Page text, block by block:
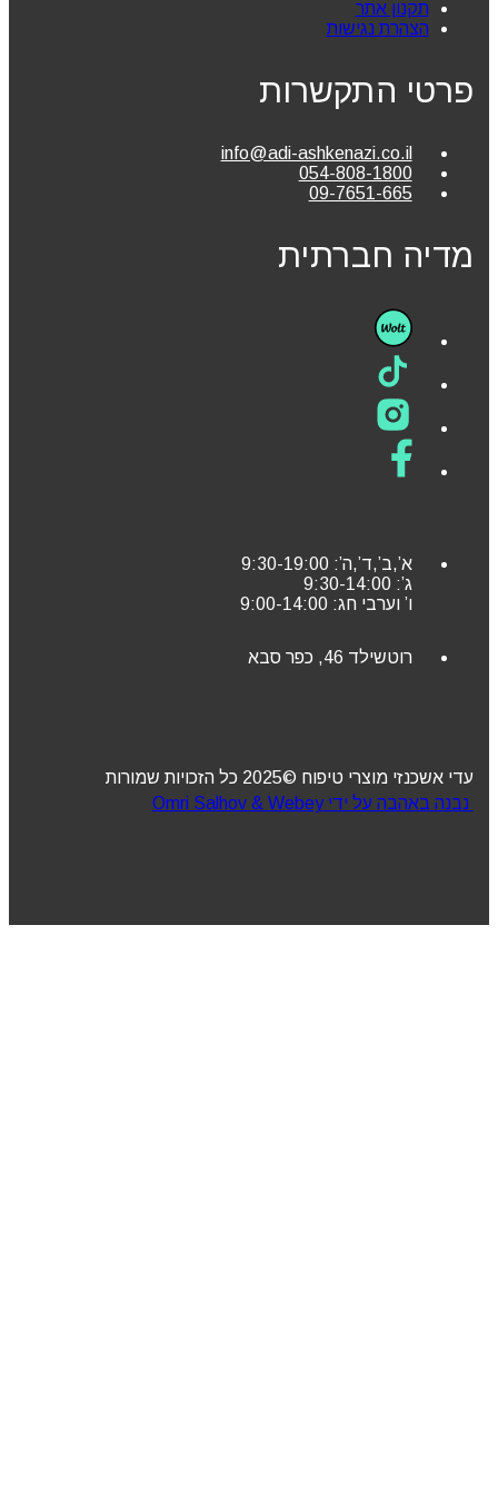
תקנון אתר
הצהרת נגישות
פרטי התקשרות
info@adi-ashkenazi.co.il
054-808-1800
09-7651-665
מדיה חברתית
א’,ב’,ד’,ה’: 9:30-19:00
ג’: 9:30-14:00
ו’ וערבי חג: 9:00-14:00
רוטשילד 46, כפר סבא
עדי אשכנזי מוצרי טיפוח ©2025 כל הזכויות שמורות
נבנה באהבה על ידי Omri Salhov & Webey